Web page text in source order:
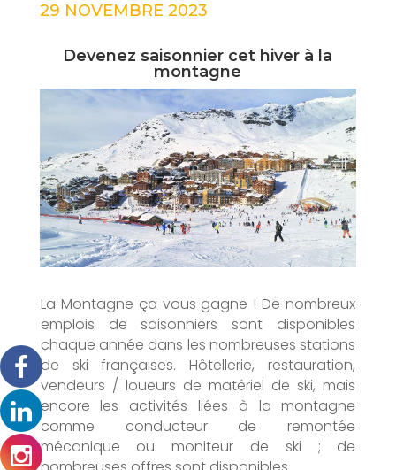
29 NOVEMBRE 2023
Devenez saisonnier cet hiver à la
montagne
La Montagne ça vous gagne ! De nombreux
emplois de saisonniers sont disponibles
chaque année dans les nombreuses stations
de ski françaises. Hôtellerie, restauration,
vendeurs / loueurs de matériel de ski, mais
encore les activités liées à la montagne
comme conducteur de remontée
mécanique ou moniteur de ski ; de